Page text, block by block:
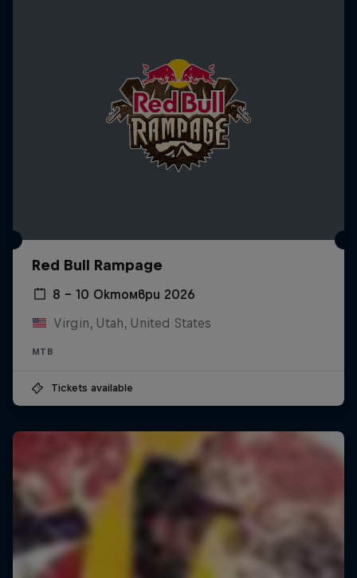
Red Bull Rampage
8 – 10 Октомври 2026
Virgin, Utah, United States
MTB
Tickets available